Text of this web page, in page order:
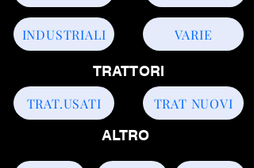
TRAT.USATI TRAT NUOVI
INDUSTRIALI VARIE
TRATTORI
ALTRO